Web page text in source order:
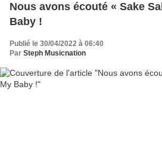
Nous avons écouté « Sake
Baby !
Publié le 30/04/2022 à 06:40
Par Steph Musicnation